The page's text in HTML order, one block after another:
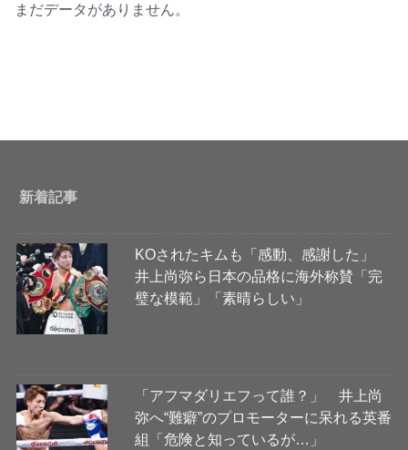
まだデータがありません。
新着記事
KOされたキムも「感動、感謝した」
井上尚弥ら日本の品格に海外称賛「完
璧な模範」「素晴らしい」
「アフマダリエフって誰？」 井上尚
弥へ“難癖”のプロモーターに呆れる英番
組「危険と知っているが…」